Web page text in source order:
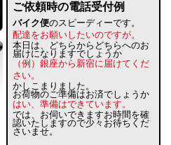
ご依頼時の電話受付例
バイク便のスピーディーです。
配達をお願いしたいのですが。
本日は、どちらからどちらへのお
届けになりますでしょうか
（例）銀座から新宿に届けてくだ
さい。
かしこまりました。
お荷物のご準備はお済でしょうか
はい、準備はできています。
では、お伺いできますお時間を確
認いたしますので少々お待ちくだ
さいませ。